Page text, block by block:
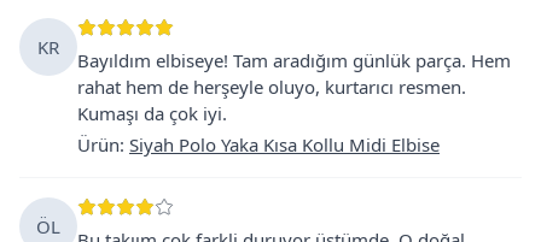
KR
Bayıldım elbiseye! Tam aradığım günlük parça. Hem
rahat hem de herşeyle oluyo, kurtarıcı resmen.
Kumaşı da çok iyi.
Ürün: Siyah Polo Yaka Kısa Kollu Midi Elbise
ÖL